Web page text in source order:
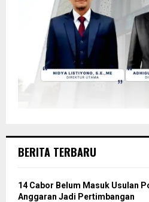
BERITA TERBARU
14 Cabor Belum Masuk Usulan
Anggaran Jadi Pertimbangan